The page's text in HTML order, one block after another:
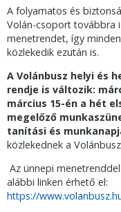
A folyamatos és
Volán-csoport továbbra
menetrendet, így
közlekedik ezután is.
A Volánbusz helyi és
rendje is változik:
március 15-én a hét
megelőző
tanítási és
közlekednek a
Az ünnepi
alábbi linken érhető el:
https://